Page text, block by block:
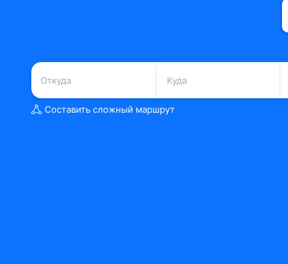
Составить сложный маршрут